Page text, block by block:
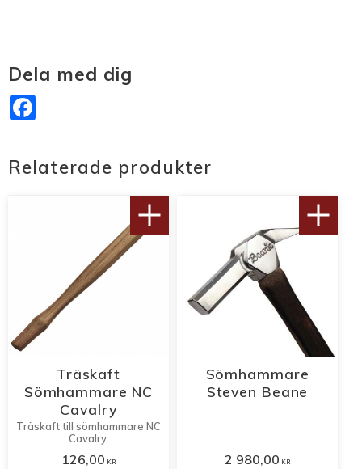
Dela med dig
Relaterade produkter
Träskaft
Sömhammare NC
Cavalry
Träskaft till sömhammare NC
Cavalry.
126,00 KR
Sömhammare
Steven Beane
2 980,00 KR